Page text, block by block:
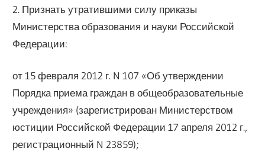
2. Признать утратившими силу приказы
Министерства образования и науки Российской
Федерации:
от 15 февраля 2012 г. N 107 «Об утверждении
Порядка приема граждан в общеобразовательные
учреждения» (зарегистрирован Министерством
юстиции Российской Федерации 17 апреля 2012 г.,
регистрационный N 23859);